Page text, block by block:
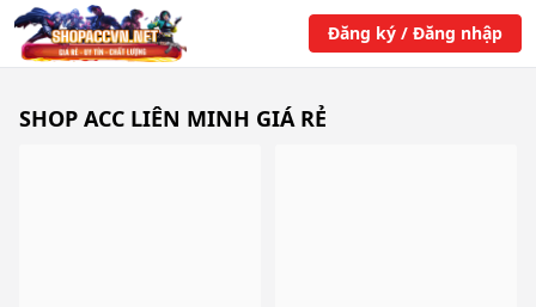
Đăng ký / Đăng nhập
SHOP ACC LIÊN MINH GIÁ RẺ